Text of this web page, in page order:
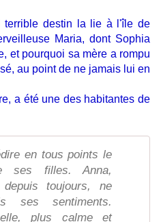
terrible destin la lie à l'île de
Maria, dont Sophia
et pourquoi sa mère a rompu
au point de ne jamais lui en
a été une des habitantes de
en tous points le
ses filles. Anna,
depuis toujours, ne
ses sentiments.
plus calme et